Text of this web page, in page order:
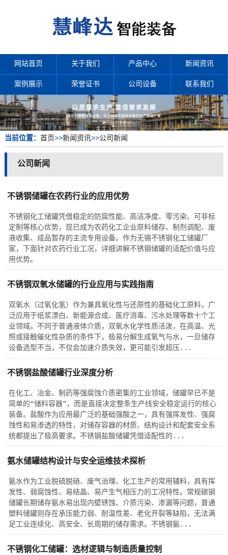
网站首页 关于我们 产品中心 新闻资讯
案例展示 荣誉证书 公司设备 联系我们
当前位置： 首页>>新闻资讯>>公司新闻
公司新闻
不锈钢储罐在农药行业的应用优势
不锈钢化工储罐凭借稳定的防腐性能、高洁净度、零污染、可非标
定制等核心优势，现已成为农药化工企业原料储存、制剂调配、废
液收集、成品暂存的主流专用设备。作为无锡不锈钢化工储罐厂
家，下面针对农药行业工况，详细讲解不锈钢储罐的适配价值与应
用优势。
不锈钢双氧水储罐的行业应用与实践指南
双氧水（过氧化氢）作为兼具氧化性与还原性的基础化工原料，广
泛应用于纸浆漂白、新能源合成、医疗消毒、污水处理等数十个工
业领域。不同于普通液体介质，双氧水化学性质活泼，在高温、光
照或接触催化性杂质的条件下，极易分解生成氧气与水，一旦储存
设备选型不当，不仅会加速介质失效，更可能引发超压...
不锈钢盐酸储罐行业深度分析
在化工、冶金、制药等强腐蚀介质密集的工业领域，储罐早已不是
简单的“储料容器”，而是直接决定整条生产线安全稳定运行的核心
装备。盐酸作为应用最广泛的基础强酸之一，具有强挥发性、强腐
蚀性和易渗透的特性，对储存容器的材质、结构设计和配套安全系
统都提出了极高要求。不锈钢盐酸储罐凭借适配性的...
氨水储罐结构设计与安全运维技术探析
氨水作为工业脱硫脱硝、废气治理、化工生产的常用辅料，具有挥
发性、弱腐蚀性、易结晶、易产生气相压力的工况特性。常规碳钢
储罐长期储存氨水易出现内壁锈蚀、介质污染、渗漏等问题，普通
塑料储罐则存在承压能力弱、耐温性差、老化开裂等缺陷，无法满
足工业连续化、高安全、长周期的储存需求。不锈钢氨...
不锈钢化工储罐：选材逻辑与制造质量控制